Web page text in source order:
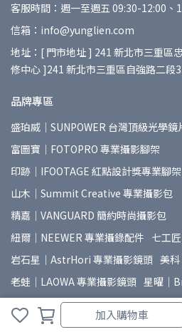
取消加入購物車
客服時間：週一至週五 09:30-12:00、
信箱：info@yunglien.com
地址：[ 門市地址 ] 241 新北市三重
修中心 ]241 新北市三重區自強路二段
品牌專區
盛珀威｜SUNPOWER 台灣頂級光學鏡
富圖寶｜FOTOPRO 專業攝影腳架
印跡｜IFOOTAGE 紅點設計獎專業腳架
山木｜Summit Creative 專業攝影包
精嘉｜VANGUARD 簡約時尚攝影包
紐爾｜NEEWER 專業攝錄配件 七工
岩石星｜AstrHori 專業攝影鏡頭 美
老蛙｜LAOWA 專業攝影鏡頭 星曜｜
朗詩歌｜LENSGO 攝影煙霧機 麥拉達
普洛索｜PUROSOL 天然環保清潔用品